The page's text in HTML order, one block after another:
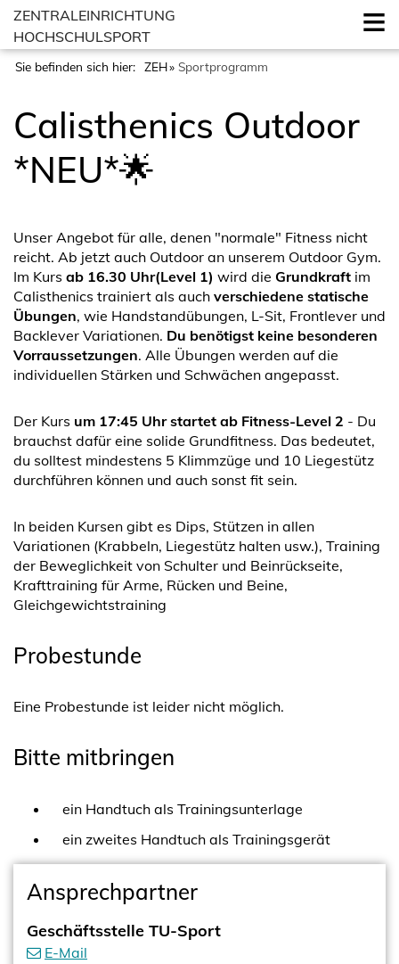
ZENTRALEINRICHTUNG
HOCHSCHULSPORT
Sie befinden sich hier: ZEH Sportprogramm
Calisthenics Outdoor
*NEU*🌟
Unser Angebot für alle, denen "normale" Fitness nicht
reicht. Ab jetzt auch Outdoor an unserem Outdoor Gym.
Im Kurs ab 16.30 Uhr(Level 1) wird die Grundkraft im
Calisthenics trainiert als auch verschiedene statische
Übungen, wie Handstandübungen, L-Sit, Frontlever und
Backlever Variationen. Du benötigst keine besonderen
Vorraussetzungen. Alle Übungen werden auf die
individuellen Stärken und Schwächen angepasst.
Der Kurs um 17:45 Uhr startet ab Fitness-Level 2 - Du
brauchst dafür eine solide Grundfitness. Das bedeutet,
du solltest mindestens 5 Klimmzüge und 10 Liegestütz
durchführen können und auch sonst fit sein.
In beiden Kursen gibt es Dips, Stützen in allen
Variationen (Krabbeln, Liegestütz halten usw.), Training
der Beweglichkeit von Schulter und Beinrückseite,
Krafttraining für Arme, Rücken und Beine,
Gleichgewichtstraining
Probestunde
Eine Probestunde ist leider nicht möglich.
Bitte mitbringen
ein Handtuch als Trainingsunterlage
ein zweites Handtuch als Trainingsgerät
Ansprechpartner
Geschäftsstelle TU-Sport
E-Mail